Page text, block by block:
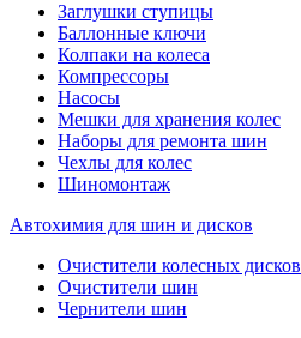
Заглушки ступицы
Баллонные ключи
Колпаки на колеса
Компрессоры
Насосы
Мешки для хранения колес
Наборы для ремонта шин
Чехлы для колес
Шиномонтаж
Автохимия для шин и дисков
Очистители колесных дисков
Очистители шин
Чернители шин